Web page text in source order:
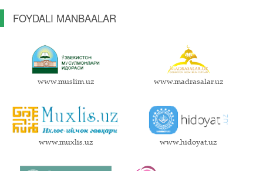
FOYDALI MANBAALAR
www.muslim.uz www.madrasalar.uz
www.muxlis.uz www.hidoyat.uz